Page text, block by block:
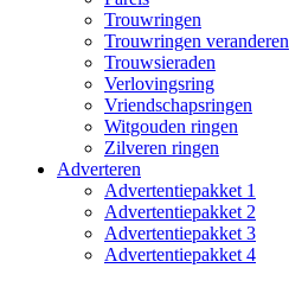
Trouwringen
Trouwringen veranderen
Trouwsieraden
Verlovingsring
Vriendschapsringen
Witgouden ringen
Zilveren ringen
Adverteren
Advertentiepakket 1
Advertentiepakket 2
Advertentiepakket 3
Advertentiepakket 4